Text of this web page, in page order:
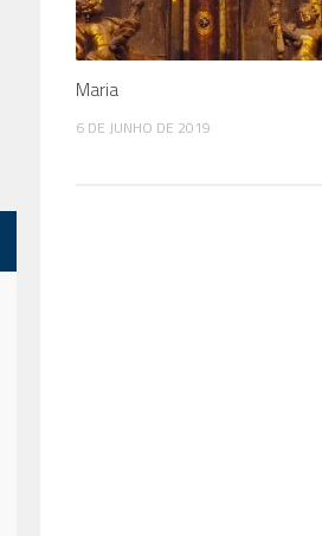
Maria
6 DE JUNHO DE 2019